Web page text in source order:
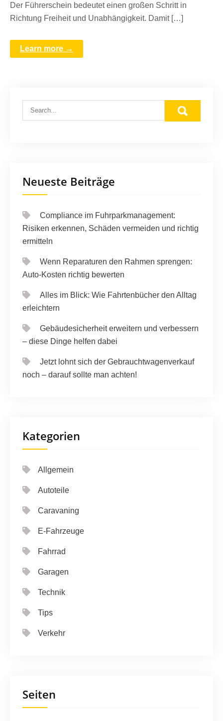
Der Führerschein bedeutet einen großen Schritt in
Richtung Freiheit und Unabhängigkeit. Damit […]
Learn more →
Neueste Beiträge
Compliance im Fuhrparkmanagement:
Risiken erkennen, Schäden vermeiden und richtig
ermitteln
Wenn Reparaturen den Rahmen sprengen:
Auto-Kosten richtig bewerten
Alles im Blick: Wie Fahrtenbücher den Alltag
erleichtern
Gebäudesicherheit erweitern und verbessern
– diese Dinge helfen dabei
Jetzt lohnt sich der Gebrauchtwagenverkauf
noch – darauf sollte man achten!
Kategorien
Allgemein
Autoteile
Caravaning
E-Fahrzeuge
Fahrrad
Garagen
Technik
Tips
Verkehr
Seiten